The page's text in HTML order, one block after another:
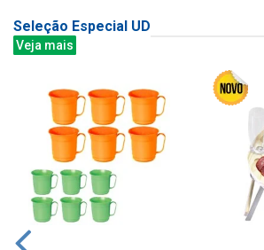
Seleção Especial UD
Veja mais